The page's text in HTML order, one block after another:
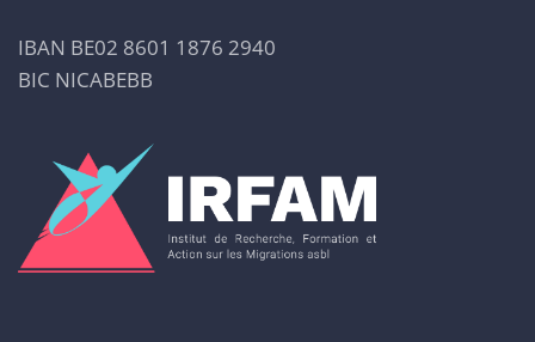
IBAN BE02 8601 1876 2940
BIC NICABEBB